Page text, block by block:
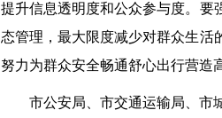
提升信息透明度和公众参与度。要
态管理，最大限度减少对群众生活
努力为群众安全畅通舒心出行营造
市公安局、市交通运输局、市